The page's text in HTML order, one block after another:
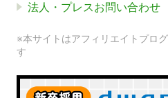
法人・プレスお問い合わせ
※本サイトはアフィリエイトプロ
す